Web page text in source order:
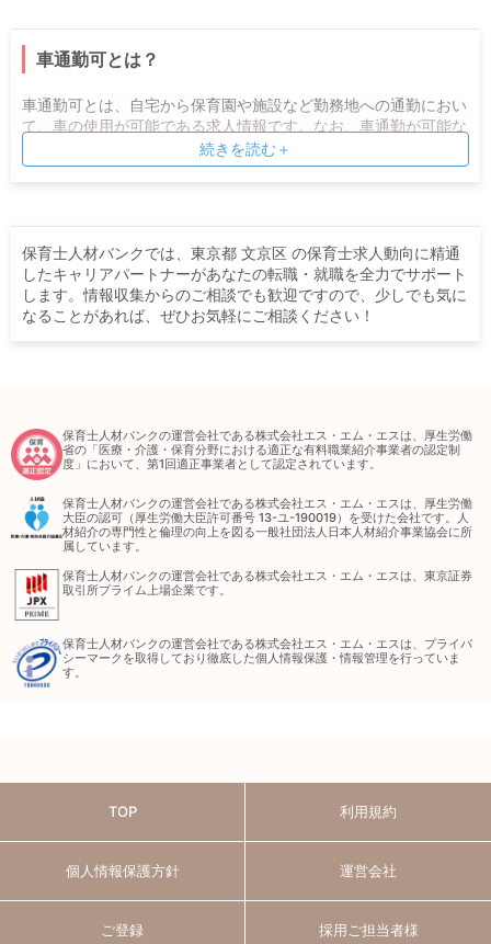
車通勤可とは？
続きを読む＋
車通勤可とは、自宅から保育園や施設など勤務地への通勤におい
て、車の使用が可能である求人情報です。なお、車通勤が可能な
距離やガソリン代の支給要件、駐車場の利用規定などについては
法人によってさまざまですので、確認をしましょう。
保育士人材バンクでは、東京都 文京区 の保育士求人動向に精通
したキャリアパートナーがあなたの転職・就職を全力でサポート
します。情報収集からのご相談でも歓迎ですので、少しでも気に
なることがあれば、ぜひお気軽にご相談ください！
保育士人材バンクの運営会社である株式会社エス・エム・エスは、厚生労働
省の「医療・介護・保育分野における適正な有料職業紹介事業者の認定制
度」において、第1回適正事業者として認定されています。
保育士人材バンクの運営会社である株式会社エス・エム・エスは、厚生労働
大臣の認可（厚生労働大臣許可番号 13-ユ-190019）を受けた会社です。人
材紹介の専門性と倫理の向上を図る一般社団法人日本人材紹介事業協会に所
属しています。
保育士人材バンクの運営会社である株式会社エス・エム・エスは、東京証券
取引所プライム上場企業です。
保育士人材バンクの運営会社である株式会社エス・エム・エスは、プライバ
シーマークを取得しており徹底した個人情報保護・情報管理を行っていま
す。
TOP 利用規約
個人情報保護方針 運営会社
ご登録 採用ご担当者様